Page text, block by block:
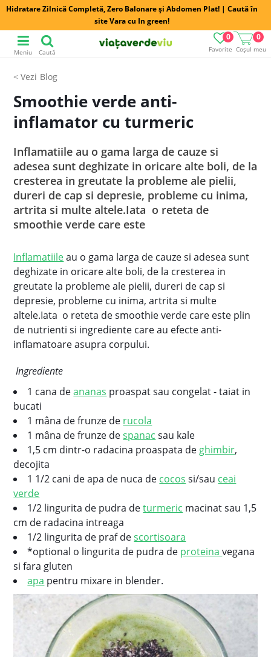
Hidratare Zilnică Completă, Zero Balonare și Abdomen Plat! | Caută în
site Vara cu In green!
Favorite
0
Coșul meu
0
Meniu Caută
Blog
Smoothie verde anti-
inflamator cu turmeric
Inflamatiile au o gama larga de cauze si
adesea sunt deghizate in oricare alte boli, de la
cresterea in greutate la probleme ale pielii,
dureri de cap si depresie, probleme cu inima,
artrita si multe altele.Iata o reteta de
smoothie verde care este
Inflamatiileau o gama larga de cauze si adesea sunt
deghizate in oricare alte boli, de la cresterea in
greutate la probleme ale pielii, dureri de cap si
depresie, probleme cu inima, artrita si multe
altele.Iata o reteta de smoothie verde care este plin
de nutrienti si ingrediente care au efecte anti-
inflamatoare asupra corpului.
Ingrediente
1 cana deananas proaspat sau congelat - taiat in
bucati
1 mâna de frunze de rucola
1 mâna de frunze despanac sau kale
1,5 cm dintr-o radacina proaspata de ghimbir,
decojita
1 1/2 cani de apa de nuca de cocos si/sau ceai
verde
1/2 lingurita de pudra deturmeric macinat sau 1,5
cm de radacina intreaga
1/2 lingurita de praf descortisoara
*optional o lingurita de pudra de proteinavegana
si fara gluten
apa pentru mixare in blender.